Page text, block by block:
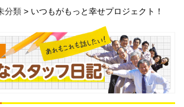
分類 > いつもがもっと幸せプロジェクト！